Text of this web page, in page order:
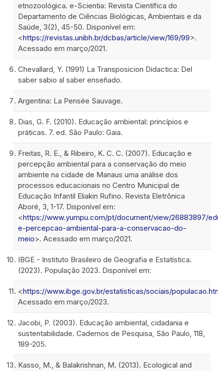
etnozoológica. e-Scientia: Revista Científica do
Departamento de Ciências Biológicas, Ambientais e da
Saúde, 3(2), 45-50. Disponível em:
<https://revistas.unibh.br/dcbas/article/view/169/99>.
Acessado em março/2021.
Chevallard, Y. (1991) La Transposicion Didactica: Del
saber sabio al saber enseñado.
Argentina: La Pensée Sauvage.
Dias, G. F. (2010). Educação ambiental: princípios e
práticas. 7. ed. São Paulo: Gaia.
Freitas, R. E., & Ribeiro, K. C. C. (2007). Educação e
percepção ambiental para a conservação do meio
ambiente na cidade de Manaus uma análise dos
processos educacionais no Centro Municipal de
Educação Infantil Eliakin Rufino. Revista Eletrônica
Aboré, 3, 1-17. Disponível em:
<https://www.yumpu.com/pt/document/view/26883897/
e-percepcao-ambiental-para-a-conservacao-do-
meio>. Acessado em março/2021.
IBGE - Instituto Brasileiro de Geografia e Estatística.
(2023). População 2023. Disponível em:
<https://www.ibge.gov.br/estatisticas/sociais/
Acessado em março/2023.
Jacobi, P. (2003). Educação ambiental, cidadania e
sustentabilidade. Cadernos de Pesquisa, São Paulo, 118,
189-205.
Kasso, M., & Balakrishnan, M. (2013). Ecological and